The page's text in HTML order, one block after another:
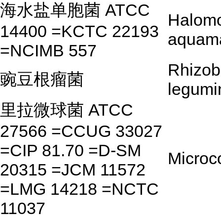
海水盐单胞菌 ATCC
14400 =KCTC 22193
=NCIMB 557
豌豆根瘤菌
里拉微球菌 ATCC
27566 =CCUG 33027
=CIP 81.70 =D-SM
20315 =JCM 11572
=LMG 14218 =NCTC
11037